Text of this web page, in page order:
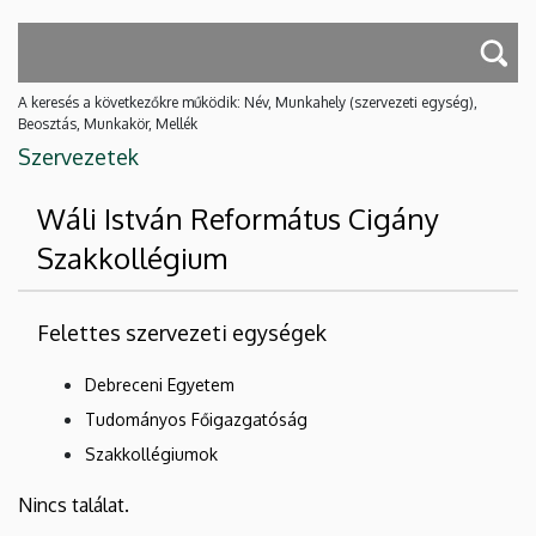
A keresés a következőkre működik: Név, Munkahely (szervezeti egység),
Beosztás, Munkakör, Mellék
Szervezetek
Wáli István Református Cigány
Szakkollégium
Felettes szervezeti egységek
Debreceni Egyetem
Tudományos Főigazgatóság
Szakkollégiumok
Nincs találat.